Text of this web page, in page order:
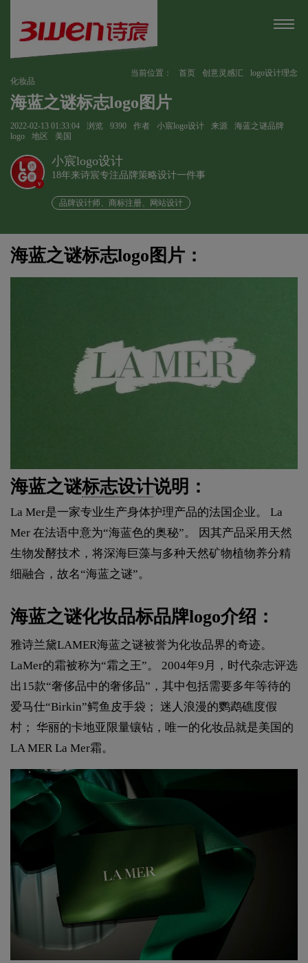
当前位置： 首页 创意灵感汇
logo设计理念
化妆品
海蓝之谜标志logo图片
2022-02-13 01:33:04 浏览 9390 作者 小宸logo设计 来源
海蓝之谜品牌
logo
地区 美国
v
小宸logo设计
18年来诗宸专注品牌策略设计一件事
品牌设计师、商标注册、网站设计
海蓝之谜标志logo图片：
海蓝之谜标志设计说明：
La Mer是一家专业生产身体护理产品的法国企业。 La
Mer 在法语中意为“海蓝色的奥秘”。 因其产品采用天然
生物发酵技术，将深海巨藻与多种天然矿物植物养分精
细融合，故名“海蓝之谜”。
海蓝之谜化妆品标品牌logo介绍：
雅诗兰黛LAMER海蓝之谜被誉为化妆品界的奇迹。
LaMer的霜被称为“霜之王”。 2004年9月，时代杂志评选
出15款“奢侈品中的奢侈品”，其中包括需要多年等待的
爱马仕“Birkin”鳄鱼皮手袋； 迷人浪漫的鹦鹉礁度假
村； 华丽的卡地亚限量镶钻，唯一的化妆品就是美国的
LA MER La Mer霜。